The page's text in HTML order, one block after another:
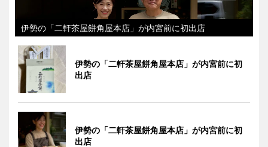
伊勢の「二軒茶屋餅角屋本店」が内宮前に初出店
伊勢の「二軒茶屋餅角屋本店」が内宮前に初
出店
伊勢の「二軒茶屋餅角屋本店」が内宮前に初
出店